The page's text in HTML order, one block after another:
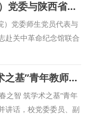
讨。 孙昊亮在致辞中
互鉴精神是在现代化进
学院充分发挥优势，深
系，将非洲研究院平
咨政研究全过程，持续
成果，循序渐进塑强
、建言献策，共研共谋
，以友好协作划双
行政法学院（纪检监察学院）党委与陕西省人民检察院行政检察部联合开展“传承红色基因 培树优良作风”主题党日活动
）党委师生党员代表与
赴关中革命纪念馆联合
日活动。学院党委书
主任周兴安参加活动。
了“关中新民主主义革
红色基因赓续红色血
图片、文献资料和革
我校召开“以青春之智 筑学术之基”青年教师座谈会
之智 筑学术之基”青年
讲话，校党委委员、副